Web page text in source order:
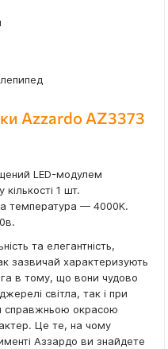
Azzardo AZ3373
LED-модулем
1 шт.
температура — 4000K.
та елегантність,
зазвичай характеризують
в тому, що вони чудово
світла, так і при
справжньою окрасою
Це те, на чому
Аззардо ви знайдете